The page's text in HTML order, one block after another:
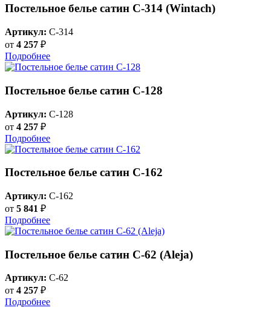
Постельное белье сатин С-314 (Wintach)
Артикул: C-314
от 4 257 ₽
Подробнее
Постельное белье сатин С-128
Артикул: C-128
от 4 257 ₽
Подробнее
Постельное белье сатин С-162
Артикул: C-162
от 5 841 ₽
Подробнее
Постельное белье сатин C-62 (Aleja)
Артикул: C-62
от 4 257 ₽
Подробнее